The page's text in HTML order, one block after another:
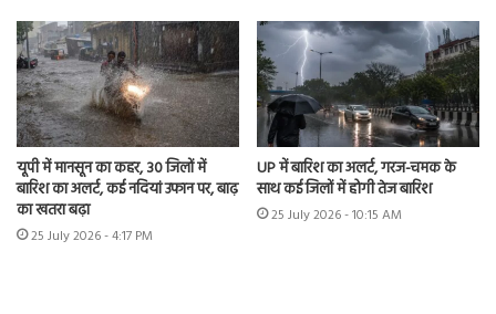
यूपी में मानसून का कहर, 30 जिलों में
बारिश का अलर्ट, कई नदियां उफान पर, बाढ़
का खतरा बढ़ा
25 July 2026 - 4:17 PM
UP में बारिश का अलर्ट, गरज-चमक के
साथ कई जिलों में होगी तेज बारिश
25 July 2026 - 10:15 AM